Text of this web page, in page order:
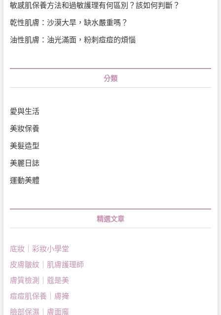
敏感肌保養方法和過敏護理有何區別？該如何判斷？
乾性肌膚：沙漠大旱，缺水嚴重嗎？
油性肌膚：油光滿面，粉刺痘痘的煩惱
分類
愛與生活
美妝保養
美髮造型
美麗日誌
運動美體
精選文章
底妝｜彩妝小學堂
皮膚皺紋｜肌膚護理師
膚質檢測｜蔻是美
痘痘肌保養｜膚掩
臉部保濕｜膚面魔